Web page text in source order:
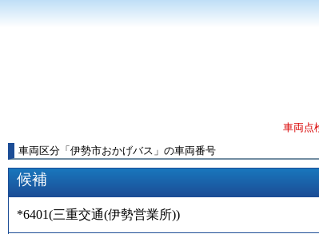
車両点
車両区分 「 伊勢市おかげバス 」 の車両番号
候補
*6401(三重交通(伊勢営業所))